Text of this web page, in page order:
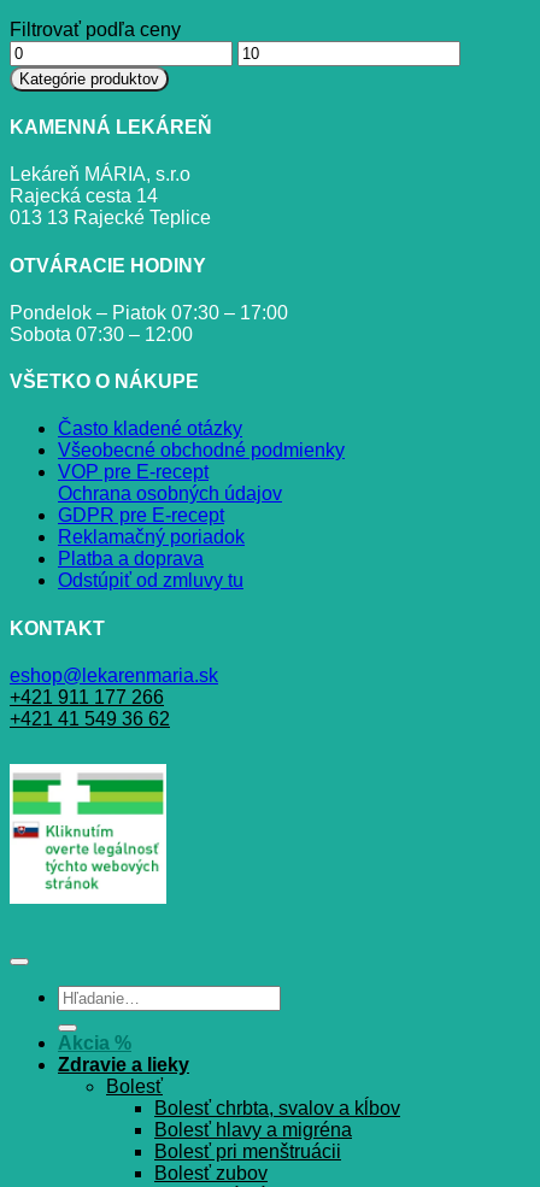
Filtrovať podľa ceny
Minimálna
cena
Maximálna
cena
Kategórie produktov
KAMENNÁ LEKÁREŇ
Lekáreň MÁRIA, s.r.o
Rajecká cesta 14
013 13 Rajecké Teplice
OTVÁRACIE HODINY
Pondelok – Piatok 07:30 – 17:00
Sobota 07:30 – 12:00
VŠETKO O NÁKUPE
Často kladené otázky
Všeobecné obchodné podmienky
VOP pre E-recept
Ochrana osobných údajov
GDPR pre E-recept
Reklamačný poriadok
Platba a doprava
Odstúpiť od zmluvy tu
KONTAKT
eshop@lekarenmaria.sk
+421 911 177 266
+421 41 549 36 62
Hľadať:
Akcia %
Zdravie a lieky
Bolesť
Bolesť chrbta, svalov a kĺbov
Bolesť hlavy a migréna
Bolesť pri menštruácii
Bolesť zubov